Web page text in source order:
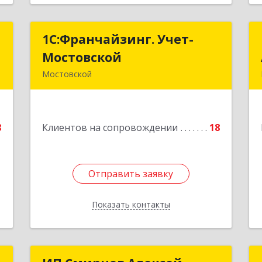
1С:Франчайзинг. Учет-
Мостовской
Мостовской
Клиентов на сопровождении 18
Отправить заявку
Показать контакты
1С:Франчайзинг. Учет-
корпус 1
Отправить заявку
Назад